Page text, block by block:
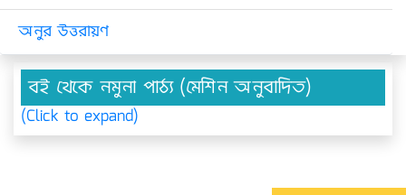
অনুর উত্তরায়ণ
বই থেকে নমুনা পাঠ্য (মেশিন অনুবাদিত)
(Click to expand)